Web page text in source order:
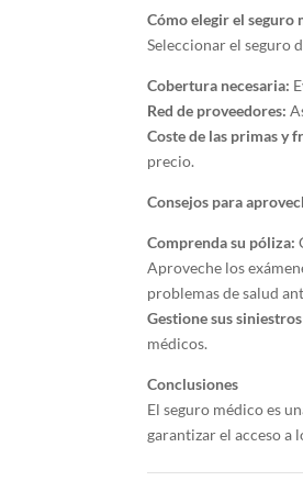
Cómo elegir el seguro
Seleccionar el seguro
Cobertura necesaria:
Red de proveedores:
Coste de las primas y
precio.
Consejos para
Comprenda su póliza:
Aproveche los
problemas de salud
Gestione sus
médicos.
Conclusiones
El seguro médico es
garantizar el acceso a